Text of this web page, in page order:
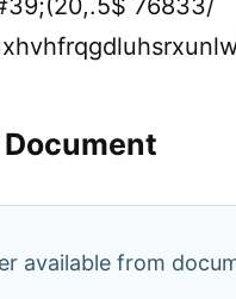
76833/
Document
available from